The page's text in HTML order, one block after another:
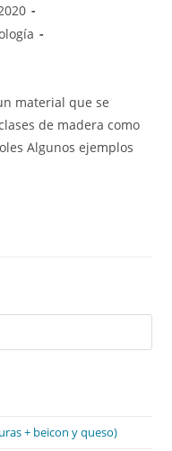
material que se
de madera como
Algunos ejemplos
+ beicon y queso)